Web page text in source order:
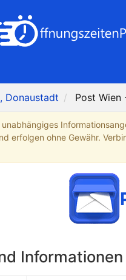
Donaustadt Post Wien
unabhängiges
erfolgen ohne Gewähr.
Informationen